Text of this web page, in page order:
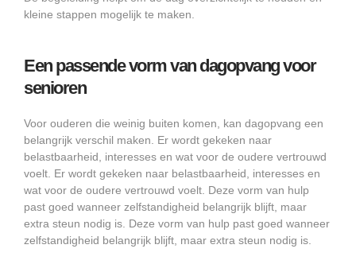
kleine stappen mogelijk te maken.
Een passende vorm van dagopvang voor
senioren
Voor ouderen die weinig buiten komen, kan dagopvang een
belangrijk verschil maken. Er wordt gekeken naar
belastbaarheid, interesses en wat voor de oudere vertrouwd
voelt. Er wordt gekeken naar belastbaarheid, interesses en
wat voor de oudere vertrouwd voelt. Deze vorm van hulp
past goed wanneer zelfstandigheid belangrijk blijft, maar
extra steun nodig is. Deze vorm van hulp past goed wanneer
zelfstandigheid belangrijk blijft, maar extra steun nodig is.